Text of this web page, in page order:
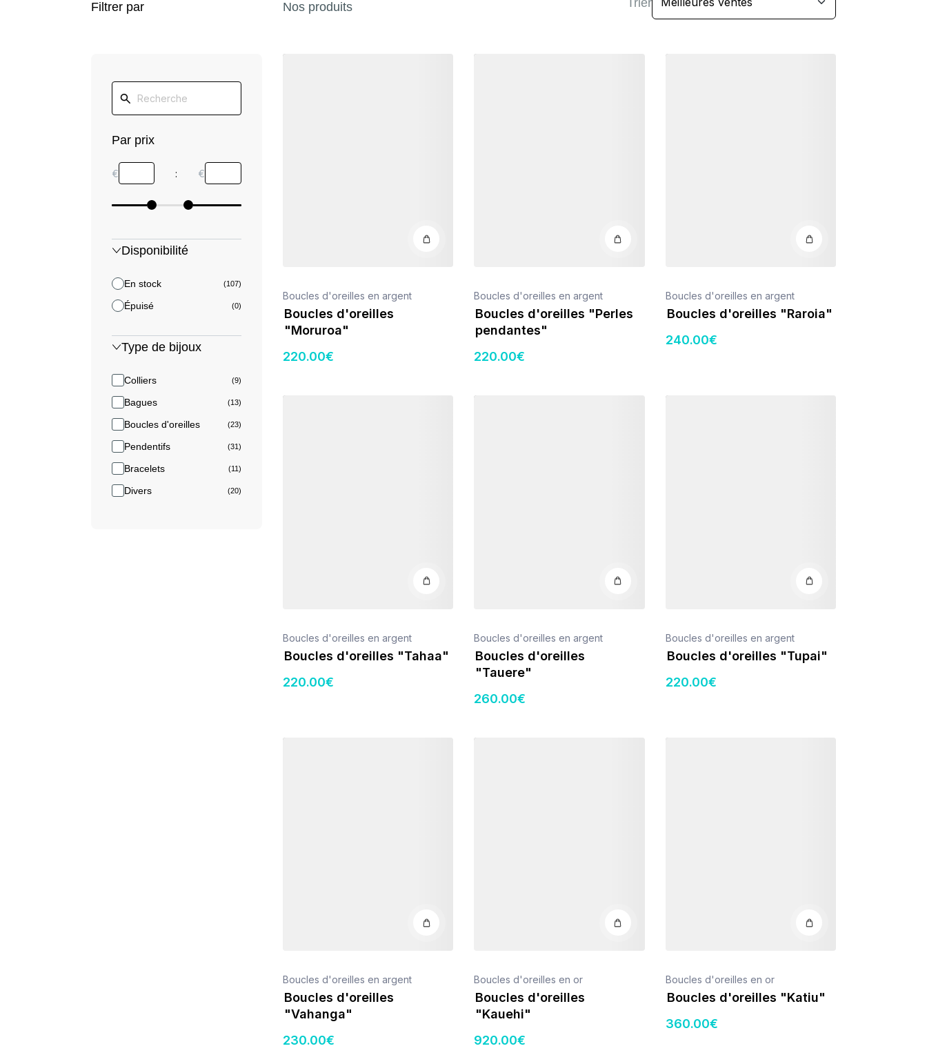
Filtrer par Nos produits Trier
Par prix
€ : €
Disponibilité
En stock (107)
Épuisé (0)
Type de bijoux
Colliers (9)
Bagues (13)
Boucles d'oreilles (23)
Pendentifs (31)
Bracelets (11)
Divers (20)
Boucles d'oreilles en argent
Boucles d'oreilles
"Moruroa"
220.00€
Boucles d'oreilles en argent
Boucles d'oreilles "Perles
pendantes"
220.00€
Boucles d'oreilles en argent
Boucles d'oreilles "Raroia"
240.00€
Boucles d'oreilles en argent
Boucles d'oreilles "Tahaa"
220.00€
Boucles d'oreilles en argent
Boucles d'oreilles
"Tauere"
260.00€
Boucles d'oreilles en argent
Boucles d'oreilles "Tupai"
220.00€
Boucles d'oreilles en argent
Boucles d'oreilles
"Vahanga"
230.00€
Boucles d'oreilles en or
Boucles d'oreilles
"Kauehi"
920.00€
Boucles d'oreilles en or
Boucles d'oreilles "Katiu"
360.00€